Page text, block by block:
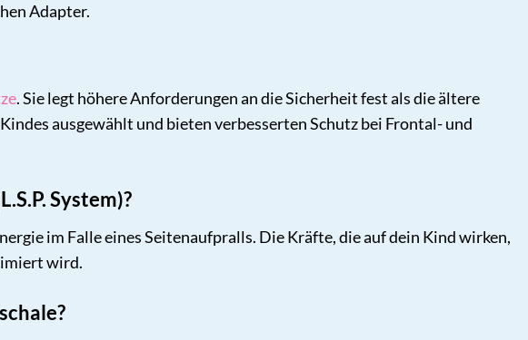
Adapter.
. Sie legt höhere Anforderungen an die Sicherheit fest als die ältere
ausgewählt und bieten verbesserten Schutz bei Frontal- und
System)?
im Falle eines Seitenaufpralls. Die Kräfte, die auf dein Kind wirken,
wird.